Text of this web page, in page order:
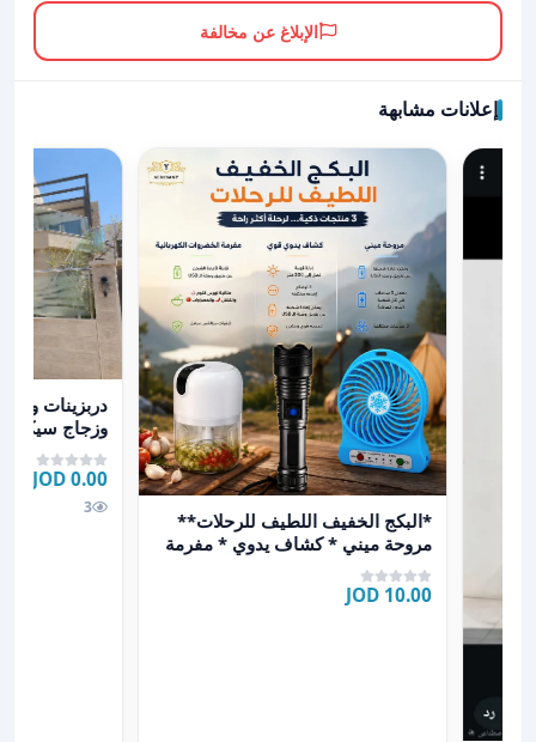
الإبلاغ عن مخالفة
إعلانات مشابهة
مطبقانيه ب
عرض تفاصيل *البكج الخفيف اللطيف للرحلات**
*البكج الخفيف اللطيف للرحلات**
مروحة ميني * كشاف يدوي * مفرمة
الخضراوات الكهربائ
10.00 JOD
عرض تفاصيل
دربزينات
وزجاج
0.00 JOD
3